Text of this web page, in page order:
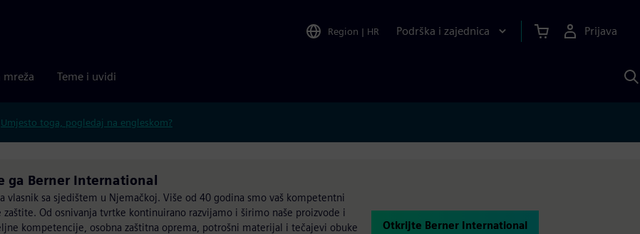
Region | HR Podrška i zajednica Prijava
mreža Teme i uvidi
Umjesto toga, pogledaj na engleskom?
ga Berner International
sa sjedištem u Njemačkoj. Više od 40 godina smo vaš kompetentni
Od osnivanja tvrtke kontinuirano razvijamo i širimo naše proizvode i
kompetencije, osobna zaštitna oprema, potrošni materijal i tečajevi obuke
Otkrijte Berner International